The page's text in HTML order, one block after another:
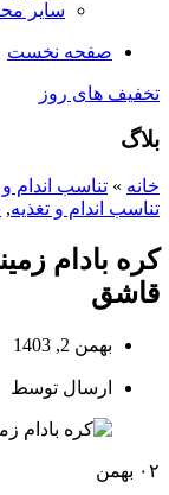
سایر
صفحه نخست
تخفیف های روز
بلاگ
خانه » تناسب اندام و
تناسب اندام و تغذیه,
کره بادام
قاشق
بهمن 2, 1403
ارسال توسط
۰۲ بهمن